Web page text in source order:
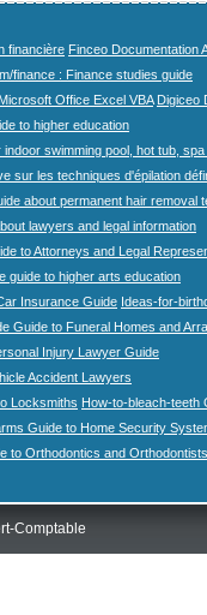
financière Finceo Documentation
finance : Finance studies guide
Office Excel VBA Digiceo
to higher education
indoor swimming pool, hot tub,
sur les techniques d'épilation
about permanent hair removal
lawyers and legal information
to Attorneys and Legal
guide to higher arts education
Insurance Guide Ideas-for-
Guide to Funeral Homes and
Injury Lawyer Guide
Accident Lawyers
Locksmiths How-to-bleach-teeth
Guide to Home Security
to Orthodontics and Orthodontists
Comptable